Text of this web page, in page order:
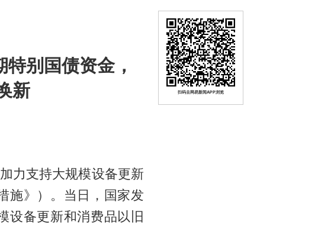
别国债资金，
新
力支持大规模设备更新
施》）。当日，国家发
设备更新和消费品以旧
扫码去网易新闻APP浏览